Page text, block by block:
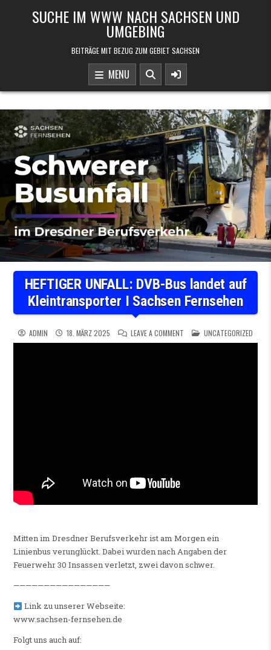
SUCHE IM WWW NACH SACHSEN UND
UMGEBING
BEITRÄGE MIT BEZUG ZUM GEBIET SACHSEN
MENU
HEFTIGER UNFALL: DVB-Bus landet auf
Kleintransporter I Sachsen Fernsehen
ADMIN 18. MÄRZ 2025 LEAVE A COMMENT ON HEFTIGER UNFALL: DVB-
POSTED IN
UNCATEGORIZED
Mitten im Dresdner Berufsverkehr ist am Morgen ein
Linienbus verunglückt. Dabei wurden nach Angaben der
Feuerwehr 30 Insassen verletzt, zwei davon schwer.
————————————————
Link zu unserer Webseite:
www.sachsen-fernsehen.de
Folgt uns auch auf: